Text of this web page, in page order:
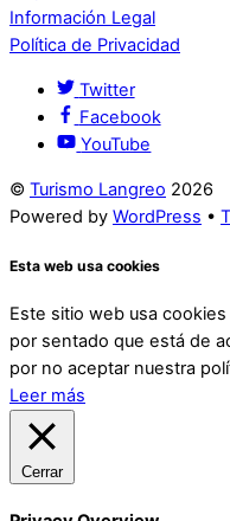
Información Legal
Política de Privacidad
Twitter
Facebook
YouTube
© Turismo Langreo 2026
Powered by WordPress •
Esta web usa cookies
Este sitio web usa
por sentado que está de
por no aceptar nuestra
Leer más
Cerrar